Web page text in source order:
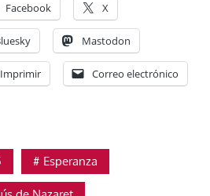
Facebook X
Mastodon
Imprimir Correo electrónico
Esperanza